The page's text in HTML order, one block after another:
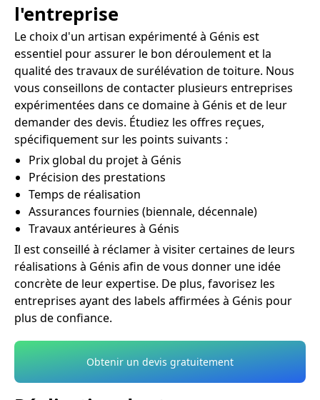
l'entreprise
Le choix d'un artisan expérimenté à Génis est
essentiel pour assurer le bon déroulement et la
qualité des travaux de surélévation de toiture. Nous
vous conseillons de contacter plusieurs entreprises
expérimentées dans ce domaine à Génis et de leur
demander des devis. Étudiez les offres reçues,
spécifiquement sur les points suivants :
Prix global du projet à Génis
Précision des prestations
Temps de réalisation
Assurances fournies (biennale, décennale)
Travaux antérieures à Génis
Il est conseillé à réclamer à visiter certaines de leurs
réalisations à Génis afin de vous donner une idée
concrète de leur expertise. De plus, favorisez les
entreprises ayant des labels affirmées à Génis pour
plus de confiance.
Obtenir un devis gratuitement